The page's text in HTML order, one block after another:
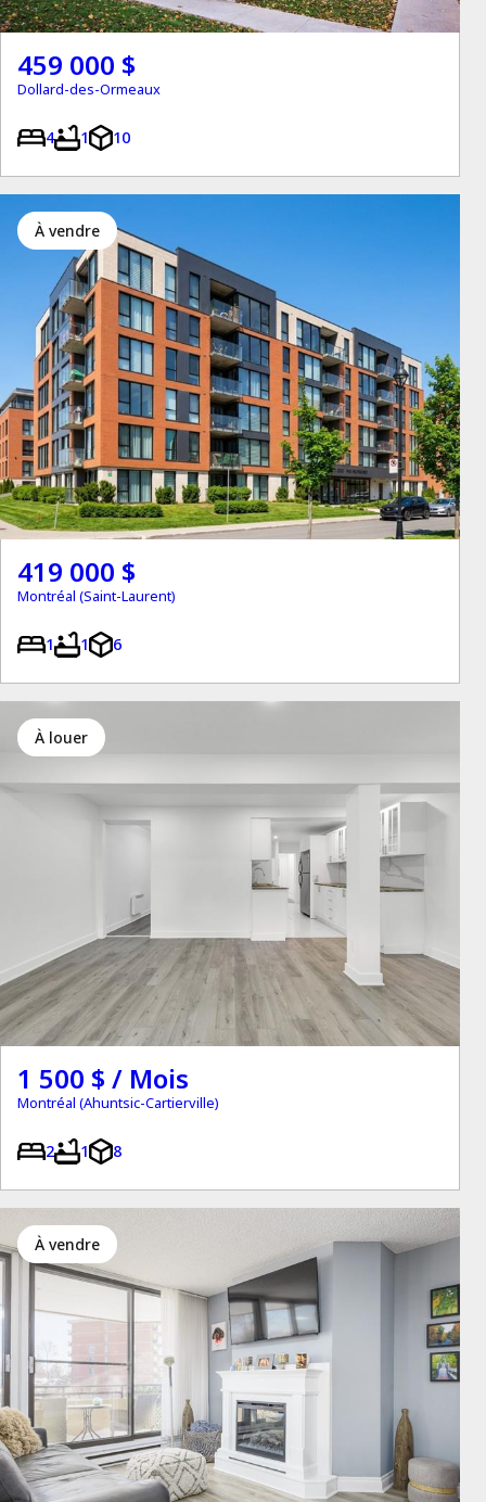
459 000 $
Dollard-des-Ormeaux
4 1 10
à vendre
419 000 $
Montréal (Saint-Laurent)
1 1 6
à louer
1 500 $ / Mois
Montréal (Ahuntsic-Cartierville)
2 1 8
à vendre